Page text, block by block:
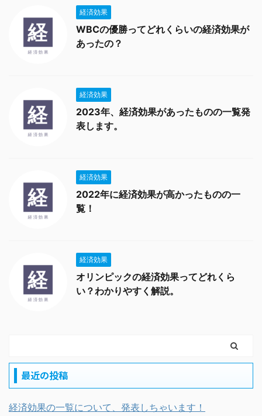
経済効果
WBCの優勝ってどれくらいの経済効果が
あったの？
経済効果
2023年、経済効果があったものの一覧発
表します。
経済効果
2022年に経済効果が高かったものの一
覧！
経済効果
オリンピックの経済効果ってどれくら
い？わかりやすく解説。
最近の投稿
経済効果の一覧について、発表しちゃいます！